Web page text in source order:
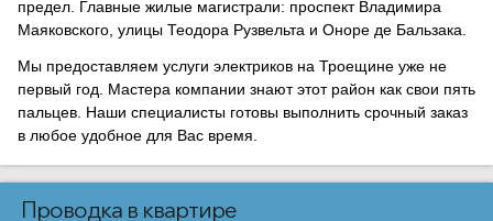
Проводка в квартире
предел. Главные жилые магистрали: проспект Владимира
Маяковского, улицы Теодора Рузвельта и Оноре де Бальзака.
Мы предоставляем услуги электриков на Троещине уже не
первый год. Мастера компании знают этот район как свои пять
пальцев. Наши специалисты готовы выполнить срочный заказ
в любое удобное для Вас время.